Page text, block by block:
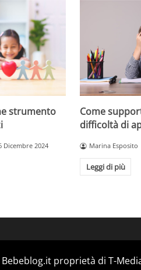
strumento
Dicembre 2024
Come
difficoltà di
Marina Esposito
Leggi di più
proprietà di T-